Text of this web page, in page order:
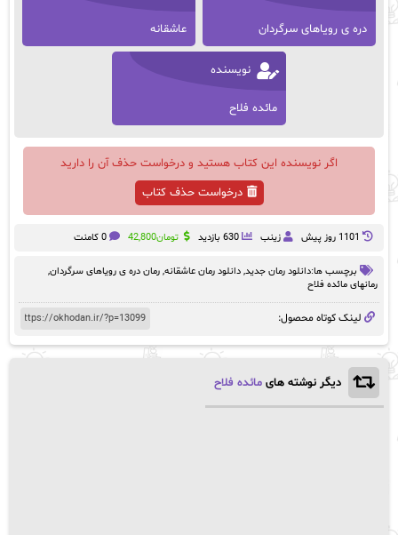
دره ی رویاهای سرگردان عاشقانه
نویسنده
مائده فلاح
اگر نویسنده این کتاب هستید و درخواست حذف آن را دارید
درخواست حذف کتاب
1101 روز پيش زینب 630 بازدید تومان42,800 0 کامنت
برچسب ها:دانلود رمان جدید, دانلود رمان عاشقانه, رمان دره ی رویاهای سرگردان,
رمانهای مائده فلاح
لینک کوتاه محصول:
دیگر نوشته های مائده فلاح